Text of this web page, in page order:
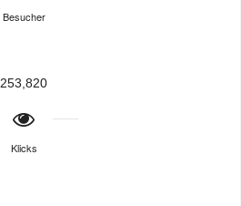
Besucher
253,820
Klicks